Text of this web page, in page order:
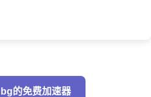
的免费加速器